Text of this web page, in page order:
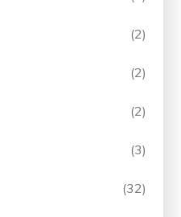
(2)
(2)
(2)
(3)
(32)